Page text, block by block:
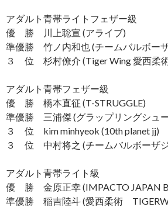
アダルト青帯ライトフェザー級
優 勝 川上聡宣 (アライブ)
準優勝 竹ノ内和也 (チームバルボー
３ 位 杉村僚介 (Tiger Wing 愛西柔
アダルト青帯フェザー級
優 勝 橋本直征 (T-STRUGGLE)
準優勝 三浦傑 (グラップリングシュ
３ 位 kim minhyeok (10th planet jj)
３ 位 中村将之 (チームバルボーザ
アダルト青帯ライト級
優 勝 金原正幸 (IMPACTO JAPAN
準優勝 稲吉陸斗 (愛西柔術